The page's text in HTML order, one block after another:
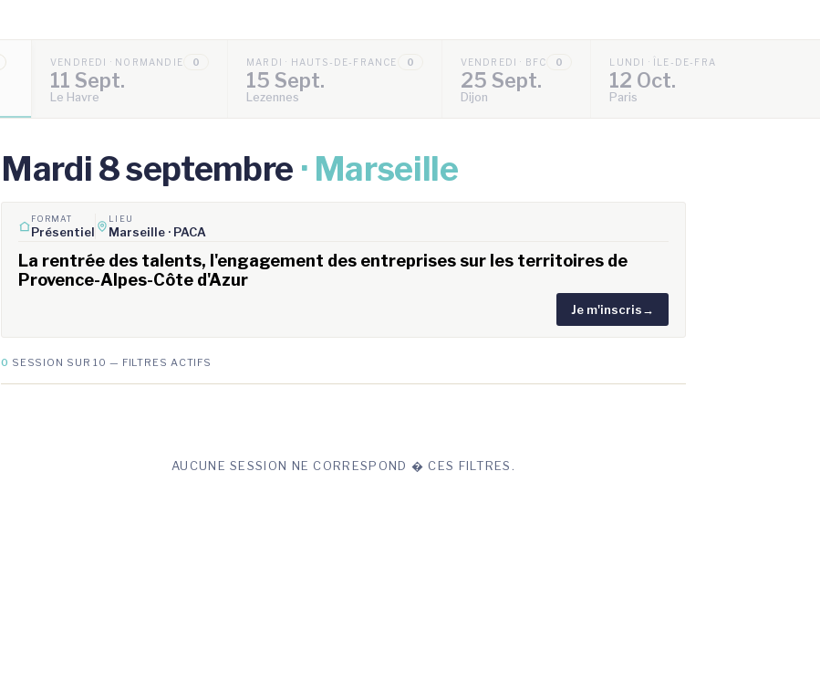
VENDREDI · NORMANDIE 0
11 Sept.
Le Havre
MARDI · HAUTS-DE-FRANCE 0
15 Sept.
Lezennes
VENDREDI · BFC 0
25 Sept.
Dijon
LUNDI · ÎLE-DE-FRANCE
12 Oct.
Paris
Mardi 8 septembre · Marseille
FORMAT
Présentiel
LIEU
Marseille · PACA
La rentrée des talents, l'engagement des entreprises sur les territoires de
Provence-Alpes-Côte d'Azur
Je m'inscris→
0 SESSION SUR 10 — FILTRES ACTIFS
AUCUNE SESSION NE CORRESPOND � CES FILTRES.